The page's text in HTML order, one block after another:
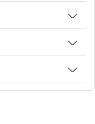
seta_baixo
seta_baixo
seta_baixo